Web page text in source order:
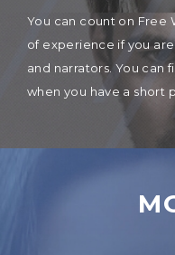
You can count on Free
of experience if you
and narrators. You can
when you have a short